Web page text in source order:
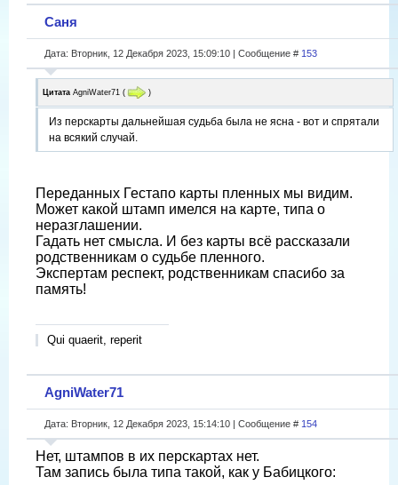
Саня
Дата: Вторник, 12 Декабря 2023, 15:09:10 | Сообщение # 153
Цитата AgniWater71 ( )
Из перскарты дальнейшая судьба была не ясна - вот и спрятали
на всякий случай.
Переданных Гестапо карты пленных мы видим.
Может какой штамп имелся на карте, типа о
неразглашении.
Гадать нет смысла. И без карты всё рассказали
родственникам о судьбе пленного.
Экспертам респект, родственникам спасибо за
память!
Qui quaerit, reperit
AgniWater71
Дата: Вторник, 12 Декабря 2023, 15:14:10 | Сообщение # 154
Нет, штампов в их перскартах нет.
Там запись была типа такой, как у Бабицкого: